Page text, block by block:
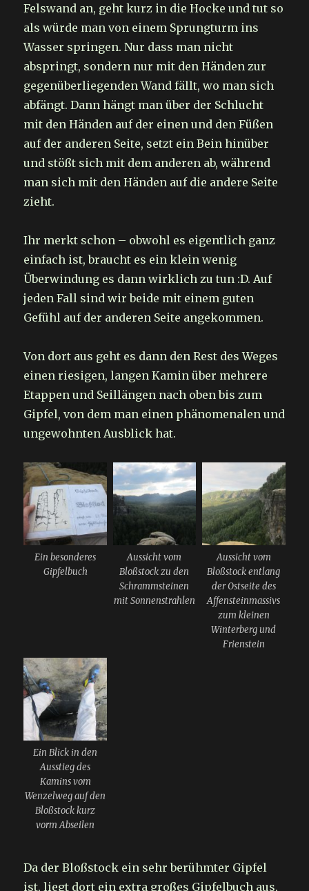
Felswand an, geht kurz in die Hocke und tut so
als würde man von einem Sprungturm ins
Wasser springen. Nur dass man nicht
abspringt, sondern nur mit den Händen zur
gegenüberliegenden Wand fällt, wo man sich
abfängt. Dann hängt man über der Schlucht
mit den Händen auf der einen und den Füßen
auf der anderen Seite, setzt ein Bein hinüber
und stößt sich mit dem anderen ab, während
man sich mit den Händen auf die andere Seite
zieht.
Ihr merkt schon – obwohl es eigentlich ganz
einfach ist, braucht es ein klein wenig
Überwindung es dann wirklich zu tun :D. Auf
jeden Fall sind wir beide mit einem guten
Gefühl auf der anderen Seite angekommen.
Von dort aus geht es dann den Rest des Weges
einen riesigen, langen Kamin über mehrere
Etappen und Seillängen nach oben bis zum
Gipfel, von dem man einen phänomenalen und
ungewohnten Ausblick hat.
Ein besonderes
Gipfelbuch
Aussicht vom
Bloßstock zu den
Schrammsteinen
mit Sonnenstrahlen
Aussicht vom
Bloßstock entlang
der Ostseite des
Affensteinmassivs
zum kleinen
Winterberg und
Frienstein
Ein Blick in den
Ausstieg des
Kamins vom
Wenzelweg auf den
Bloßstock kurz
vorm Abseilen
Da der Bloßstock ein sehr berühmter Gipfel
ist, liegt dort ein extra großes Gipfelbuch aus,